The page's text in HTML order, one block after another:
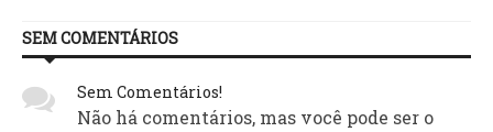
SEM COMENTÁRIOS
Sem Comentários!
Não há comentários, mas você pode ser o